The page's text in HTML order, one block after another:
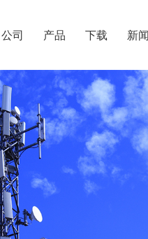
公司 产品 下载 新闻